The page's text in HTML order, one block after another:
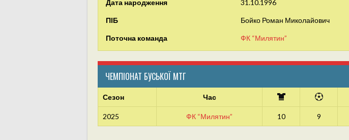
Дата народження 31.10.1996
ПІБ Бойко Роман Миколайович
Поточна команда ФК “Милятин”
ЧЕМПІОНАТ БУСЬКОЇ МТГ
Сезон Час
2025 ФК “Милятин” 10 9